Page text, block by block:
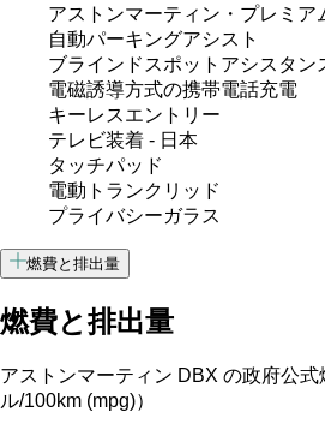
アストンマーティン・プレミア
自動パーキングアシスト
ブラインドスポットアシスタン
電磁誘導方式の携帯電話充電
キーレスエントリー
テレビ装着 - 日本
タッチパッド
電動トランクリッド
プライバシーガラス
燃費と排出量
燃費と排出量
アストンマーティン DBX の政府公式
ル/100km (mpg)）